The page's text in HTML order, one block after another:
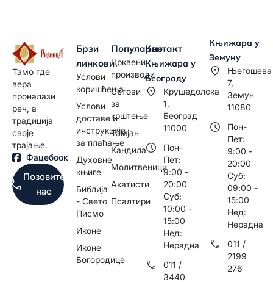
Тамо где
вера
проналази
реч, а
традиција
своје
трајање.
Фацебоок
Позовите
нас
Брзи
линкови
Услови
коришћења
Услови
доставе и
инструкције
за плаћање
Духовне
књиге
Библија
- Свето
Писмо
Иконе
Иконе
Богородице
Популарно
Црквени
производи
Сетови
за
крштење
Тамјан
Кандила
Молитвеници
Акатисти
Псалтири
Контакт
Књижара у
Београду
Крушедолска
1,
Београд
11000
Пон-
Пет:
9:00 -
20:00
Суб:
10:00 -
15:00
Нед:
Нерадна
011 /
3440
Књижара у
Земуну
Његошева
7,
Земун
11080
Пон-
Пет:
9:00 -
20:00
Суб:
09:00 -
15:00
Нед:
Нерадна
011 /
2199
276